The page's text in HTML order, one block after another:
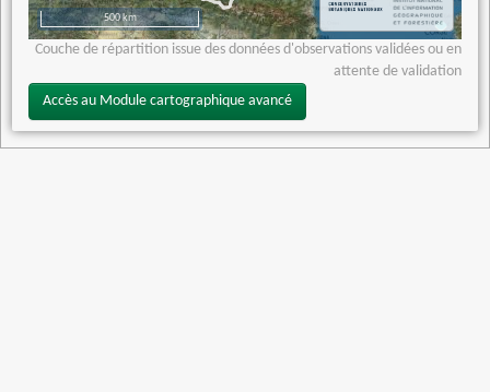
500 km
Couche de répartition issue des données d'observations validées ou en
attente de validation
Accès au Module cartographique avancé